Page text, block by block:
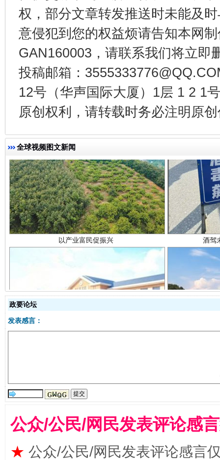
权，部分文章转发推送时未能及
意侵犯到您的权益烦请告知本网
GAN160003，请联系我们将立即
投稿邮箱：
12号（华声国际大厦）1层 1 2 1
原创权利，请转载时务必注明原
全球视频图文新闻
一批国家标准开始实施 从
以产业富民促振兴 酒驾
从幼儿园到大学，有这些资助 “
事关残疾人未来5年
政要论坛
发表感言：
公众/公民/网民发表评论感
★ 公众/公民/网民发表评论感言